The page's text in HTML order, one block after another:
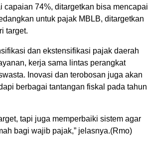
capaian 74%, ditargetkan bisa mencapai
untuk pajak MBLB, ditargetkan
target.
dan ekstensifikasi pajak daerah
kerja sama lintas perangkat
Inovasi dan terobosan juga akan
berbagai tantangan fiskal pada tahun
tapi juga memperbaiki sistem agar
bagi wajib pajak,” jelasnya.(Rmo)